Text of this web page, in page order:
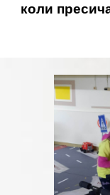
коли